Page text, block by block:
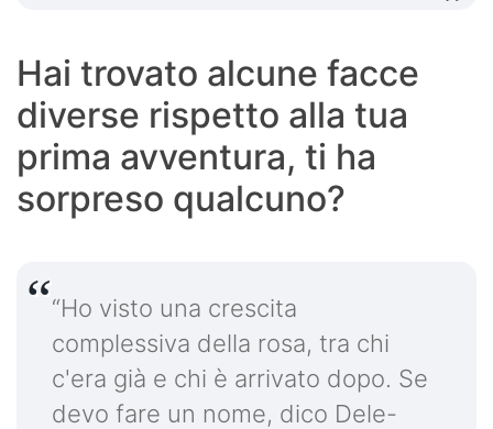
Hai trovato alcune facce
diverse rispetto alla tua
prima avventura, ti ha
sorpreso qualcuno?
“Ho visto una crescita
complessiva della rosa, tra chi
c'era già e chi è arrivato dopo. Se
devo fare un nome, dico Dele-